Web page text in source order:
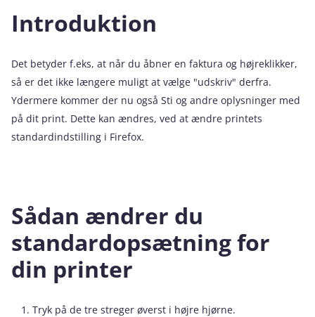
Introduktion
Det betyder f.eks, at når du åbner en faktura og højreklikker,
så er det ikke længere muligt at vælge "udskriv" derfra.
Ydermere kommer der nu også Sti og andre oplysninger med
på dit print. Dette kan ændres, ved at ændre printets
standardindstilling i Firefox.
Sådan ændrer du
standardopsætning for
din printer
Tryk på de tre streger øverst i højre hjørne.